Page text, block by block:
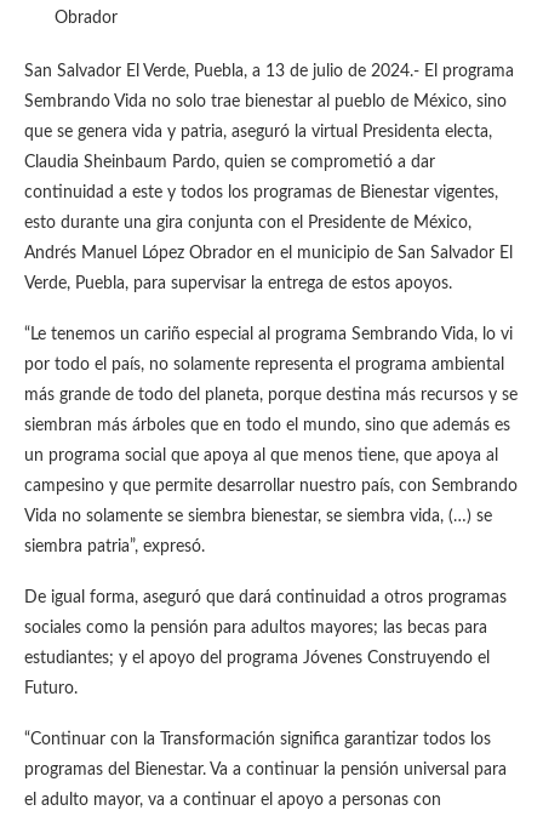
Obrador
San Salvador El Verde, Puebla, a 13 de julio de 2024.- El programa
Sembrando Vida no solo trae bienestar al pueblo de México, sino
que se genera vida y patria, aseguró la virtual Presidenta electa,
Claudia Sheinbaum Pardo, quien se comprometió a dar
continuidad a este y todos los programas de Bienestar vigentes,
esto durante una gira conjunta con el Presidente de México,
Andrés Manuel López Obrador en el municipio de San Salvador El
Verde, Puebla, para supervisar la entrega de estos apoyos.
“Le tenemos un cariño especial al programa Sembrando Vida, lo vi
por todo el país, no solamente representa el programa ambiental
más grande de todo del planeta, porque destina más recursos y se
siembran más árboles que en todo el mundo, sino que además es
un programa social que apoya al que menos tiene, que apoya al
campesino y que permite desarrollar nuestro país, con Sembrando
Vida no solamente se siembra bienestar, se siembra vida, (…) se
siembra patria”, expresó.
De igual forma, aseguró que dará continuidad a otros programas
sociales como la pensión para adultos mayores; las becas para
estudiantes; y el apoyo del programa Jóvenes Construyendo el
Futuro.
“Continuar con la Transformación significa garantizar todos los
programas del Bienestar. Va a continuar la pensión universal para
el adulto mayor, va a continuar el apoyo a personas con